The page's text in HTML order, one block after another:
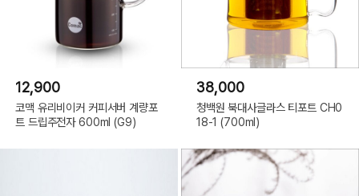
12,900
코맥 유리비이커 커피서버 계량포
트 드립주전자 600ml (G9)
38,000
청백원 북대사글라스 티포트 CH0
18-1 (700ml)